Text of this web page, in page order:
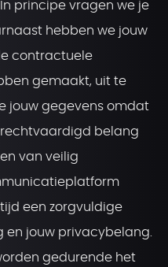
principe vragen we je
hebben we jouw
contractuele
gemaakt, uit te
jouw gegevens omdat
belang
van veilig
een zorgvuldige
en jouw privacybelang.
gedurende het